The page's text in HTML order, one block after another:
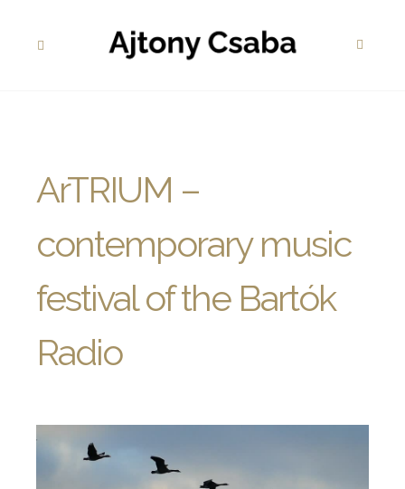
ArTRIUM –
contemporary music
festival of the Bartók
Radio